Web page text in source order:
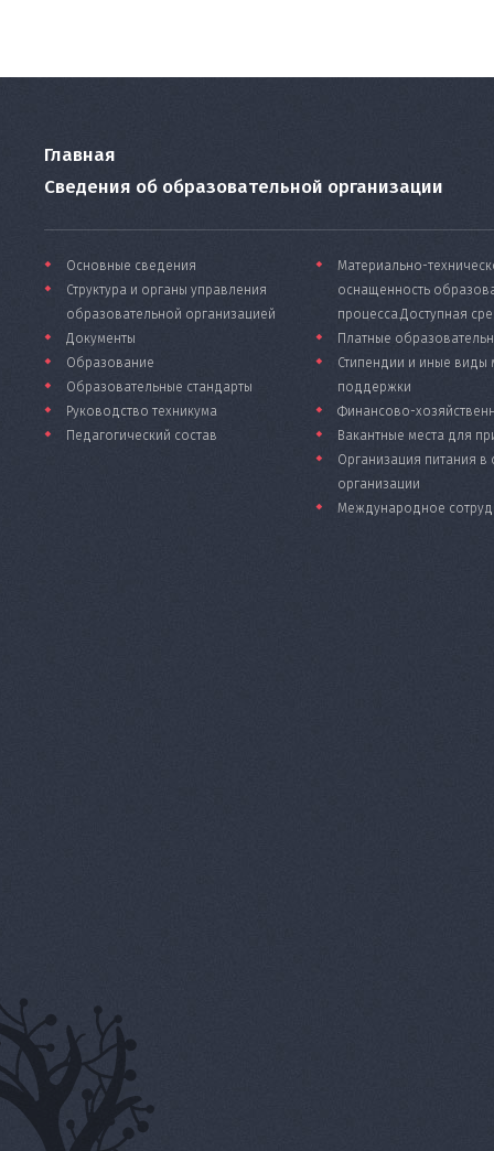
Главная
Сведения об образовательной организации
Основные сведения
Структура и органы управления
образовательной организацией
Документы
Образование
Образовательные стандарты
Руководство техникума
Педагогический состав
Материально-
оснащенность
процесса.Доступная
Платные
Стипендии и иные виды
поддержки
Финансово-
Вакантные места для
Организация питания
организации
Международное